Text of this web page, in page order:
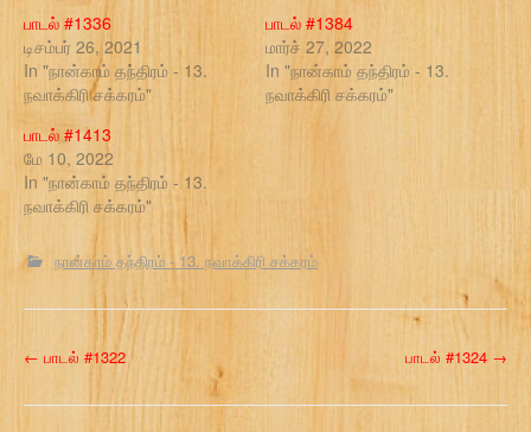
பாடல் #1336
டிசம்பர் 26, 2021
In "நான்காம் தந்திரம் - 13.
நவாக்கிரி சக்கரம்"
பாடல் #1384
மார்ச் 27, 2022
In "நான்காம் தந்திரம் - 13.
நவாக்கிரி சக்கரம்"
பாடல் #1413
மே 10, 2022
In "நான்காம் தந்திரம் - 13.
நவாக்கிரி சக்கரம்"
நான்காம் தந்திரம் - 13. நவாக்கிரி சக்கரம்
P
o
← பாடல் #1322 பாடல் #1324 →